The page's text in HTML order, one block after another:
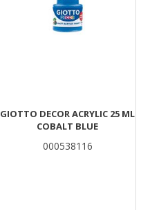
GIOTTO DECOR ACRYLIC 25 ML
COBALT BLUE
000538116